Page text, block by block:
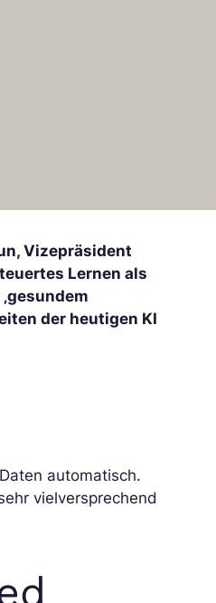
Vizepräsident
Lernen als
der heutigen KI
automatisch.
vielversprechend